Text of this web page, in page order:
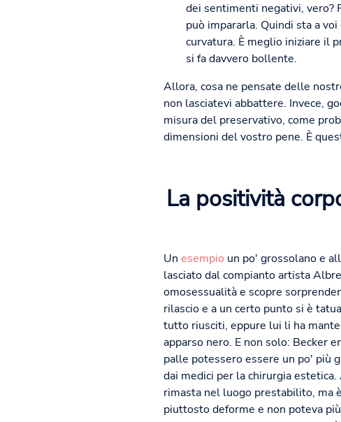
dei sentimenti negativi, vero?
può impararla. Quindi sta a
curvatura. È meglio iniziare il
si fa davvero bollente.
Allora, cosa ne pensate delle
non lasciatevi abbattere. Invece,
misura del preservativo, come
dimensioni del vostro pene. È
La positività
Un esempio un po' grossolano e
lasciato dal compianto artista
omosessualità e scopre
rilascio e a un certo punto si è
tutto riusciti, eppure lui li ha
apparso nero. E non solo: Becker
palle potessero essere un po' più
dai medici per la chirurgia
rimasta nel luogo prestabilito, ma
piuttosto deforme e non poteva